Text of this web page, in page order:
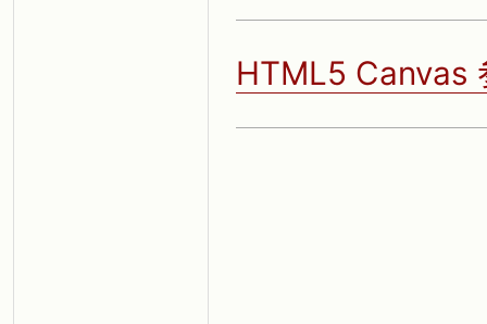
HTML5 Canvas